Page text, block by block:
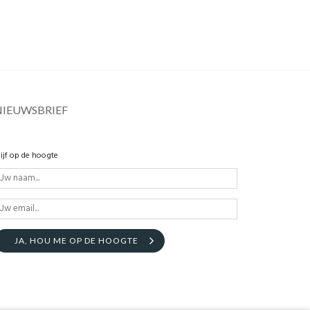
op de hoogte
JA, HOU ME OP DE HOOGTE